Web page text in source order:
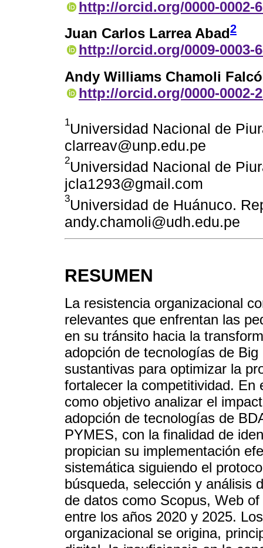
http://orcid.org/0000-0002-
Juan Carlos Larrea Abad2
http://orcid.org/0009-0003-
Andy Williams Chamoli
http://orcid.org/0000-0002-
1Universidad Nacional de
clarreav@unp.edu.pe
2Universidad Nacional de
jcla1293@gmail.com
3Universidad de Huánuco.
andy.chamoli@udh.edu.pe
RESUMEN
La resistencia organizacional
relevantes que enfrentan las
en su tránsito hacia la
adopción de tecnologías de
sustantivas para optimizar la
fortalecer la competitividad. En
como objetivo analizar el
adopción de tecnologías de
PYMES, con la finalidad de
propician su implementación
sistemática siguiendo el
búsqueda, selección y análisis
de datos como Scopus, Web
entre los años 2020 y 2025.
organizacional se origina,